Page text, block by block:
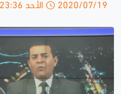
2020/07/19 الأحد 23:36 م